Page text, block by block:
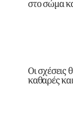
στο σώμα
Οι σχέσεις
καθαρές